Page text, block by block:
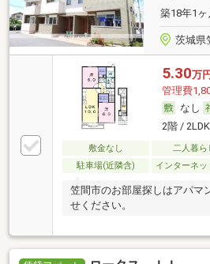
築18年1
茨城県
5.30万
管理費
なし
2階 /
敷金なし 二人暮ら
駐車場(近隣含)
インターネッ
笠間市のお部屋探しはアパマ
せください。